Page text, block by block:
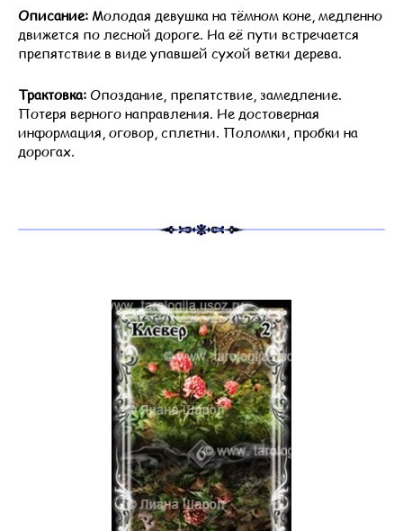
Описание: Молодая девушка на тёмном коне, медленно
движется по лесной дороге. На её пути встречается
препятствие в виде упавшей сухой ветки дерева.
Трактовка:Опоздание, препятствие, замедление.
Потеря верного направления. Не достоверная
информация, оговор, сплетни. Поломки, пробки на
дорогах.